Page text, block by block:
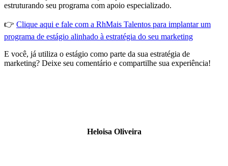
estruturando seu programa com apoio especializado.
👉 Clique aqui e fale com a RhMais Talentos para implantar um
programa de estágio alinhado à estratégia do seu marketing
E você, já utiliza o estágio como parte da sua estratégia de
marketing? Deixe seu comentário e compartilhe sua experiência!
Heloisa Oliveira